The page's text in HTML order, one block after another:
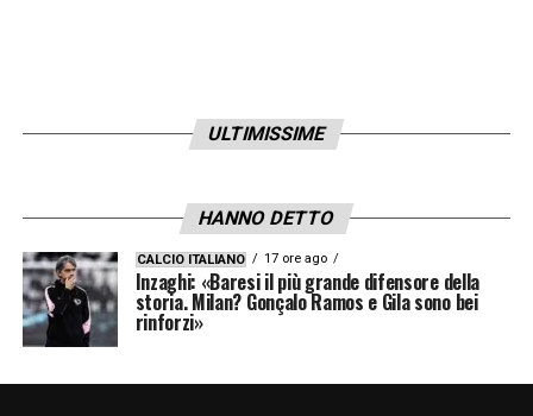
ULTIMISSIME
HANNO DETTO
CALCIO ITALIANO 17 ore ago
Inzaghi: «Baresi il più grande difensore della
storia. Milan? Gonçalo Ramos e Gila sono bei
rinforzi»